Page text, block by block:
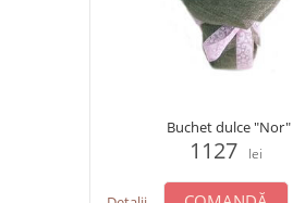
Buchet dulce "Nor"
1127 lei